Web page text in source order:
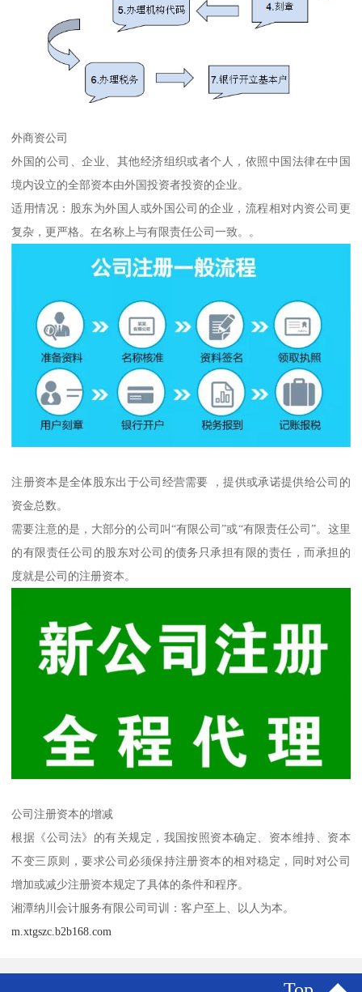
外商资公司
外国的公司、企业、其他经济组织或者个人，依照中国法律在中国
境内设立的全部资本由外国投资者投资的企业。
适用情况：股东为外国人或外国公司的企业，流程相对内资公司更
复杂，更严格。在名称上与有限责任公司一致。。
注册资本是全体股东出于公司经营需要 ，提供或承诺提供给公司的
资金总数。
需要注意的是，大部分的公司叫“有限公司”或“有限责任公司”。这里
的有限责任公司的股东对公司的债务只承担有限的责任，而承担的
度就是公司的注册资本。
公司注册资本的增减
根据《公司法》的有关规定，我国按照资本确定、资本维持、资本
不变三原则，要求公司必须保持注册资本的相对稳定，同时对公司
增加或减少注册资本规定了具体的条件和程序。
湘潭纳川会计服务有限公司司训：客户至上、以人为本。
m.xtgszc.b2b168.com